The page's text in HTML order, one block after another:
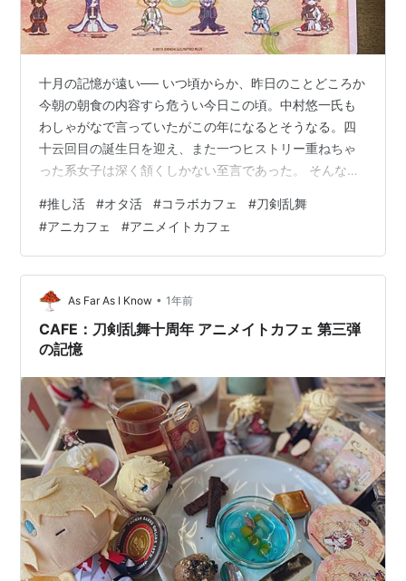
十月の記憶が遠い── いつ頃からか、昨日のことどころか
今朝の朝食の内容すら危うい今日この頃。中村悠一氏も
わしゃがなで言っていたがこの年になるとそうなる。四
十云回目の誕生日を迎え、また一つヒストリー重ねちゃ
った系女子は深く頷くしかない至言であった。 そんなわ
んだ空白の休日である本日、薄らぐ記憶を懸命に手繰り
寄せつつアウトプットしていくことにした。 いよいよ第
三弾もラスト参戦となった十月十日の午前十時。 池袋は
まさに快晴。見上げればサンシャインがその名の通りサ
ンシャインを浴びてギラついている。この時間、道中の
飲食店が軒並み仕込み中なのか開店準備なの…
#推し活 #オタ活 #コラボカフェ #刀剣乱舞
#アニカフェ #アニメイトカフェ
As Far As I Know • 1年前
CAFE：刀剣乱舞十周年 アニメイトカフェ 第三弾
の記憶